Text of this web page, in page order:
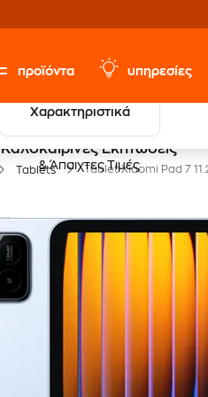
προϊόντα υπηρεσίες
Χαρακτηριστικά
Καλοκαιρινές Εκπτώσεις
& Άπαιχτες Τιμές
Tablets Tablet Xiaomi Pad 7